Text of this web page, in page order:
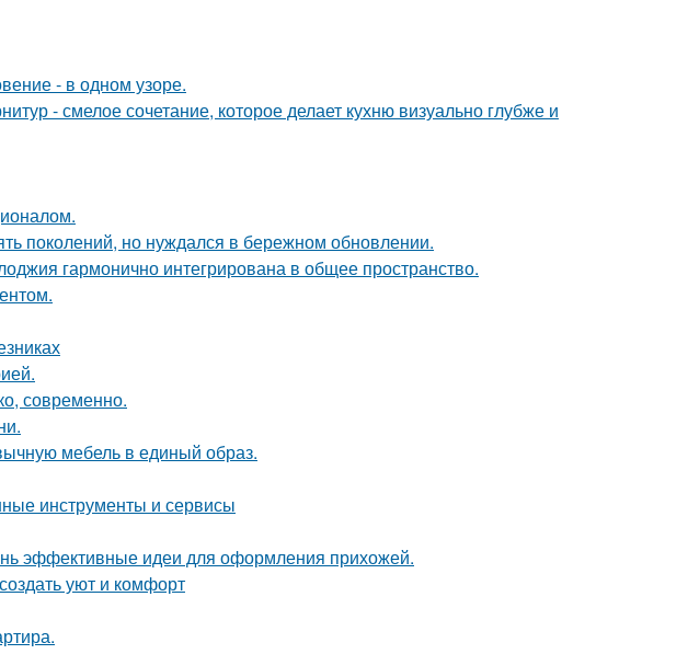
- в одном узоре.
- смелое сочетание, которое делает кухню визуально глубже и
поколений, но нуждался в бережном обновлении.
гармонично интегрирована в общее пространство.
современно.
мебель в единый образ.
инструменты и сервисы
эффективные идеи для оформления прихожей.
уют и комфорт